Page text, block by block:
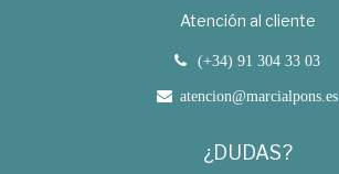
Atención al cliente
(+34) 91 304 33 03
atencion@marcialpons.es
¿DUDAS?